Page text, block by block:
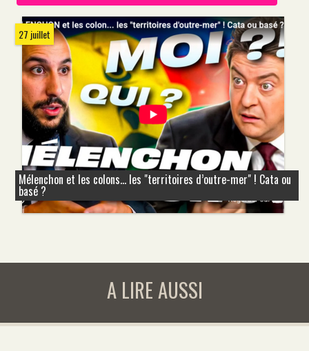
27 juillet
Mélenchon et les colons... les "territoires d’outre-mer" ! Cata ou
basé ?
A LIRE AUSSI